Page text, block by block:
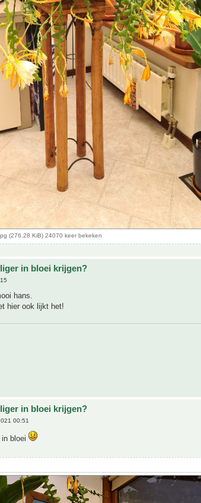
(276.28 KiB) 24070 keer bekeken
in bloei krijgen?
hans.
hier ook lijkt het!
in bloei krijgen?
00:51
bloei